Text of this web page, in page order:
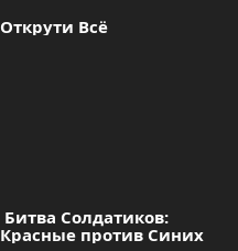
Открути Всё
Битва Солдатиков:
Красные против Синих